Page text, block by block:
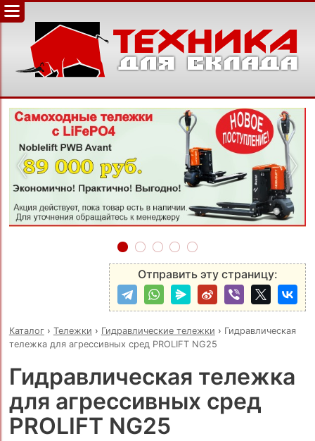
‹ ›
Отправить эту страницу:
Каталог› Тележки › Гидравлические тележки › Гидравлическая
тележка для агрессивных сред PROLIFT NG25
Гидравлическая тележка
для агрессивных сред
PROLIFT NG25